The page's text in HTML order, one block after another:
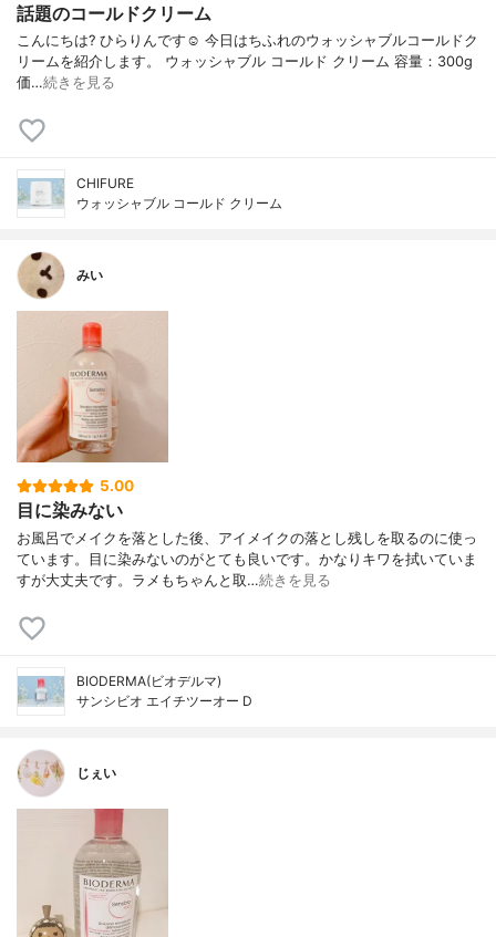
話題のコールドクリーム
こんにちは? ひらりんです☺️ 今日はちふれのウォッシャブルコールドク
リームを紹介します。 ウォッシャブル コールド クリーム 容量：300g
価…続きを見る
CHIFURE
ウォッシャブル コールド クリーム
みい
5.00
目に染みない
お風呂でメイクを落とした後、アイメイクの落とし残しを取るのに使っ
ています。目に染みないのがとても良いです。かなりキワを拭いていま
すが大丈夫です。ラメもちゃんと取…続きを見る
BIODERMA(ビオデルマ)
サンシビオ エイチツーオー D
じぇい